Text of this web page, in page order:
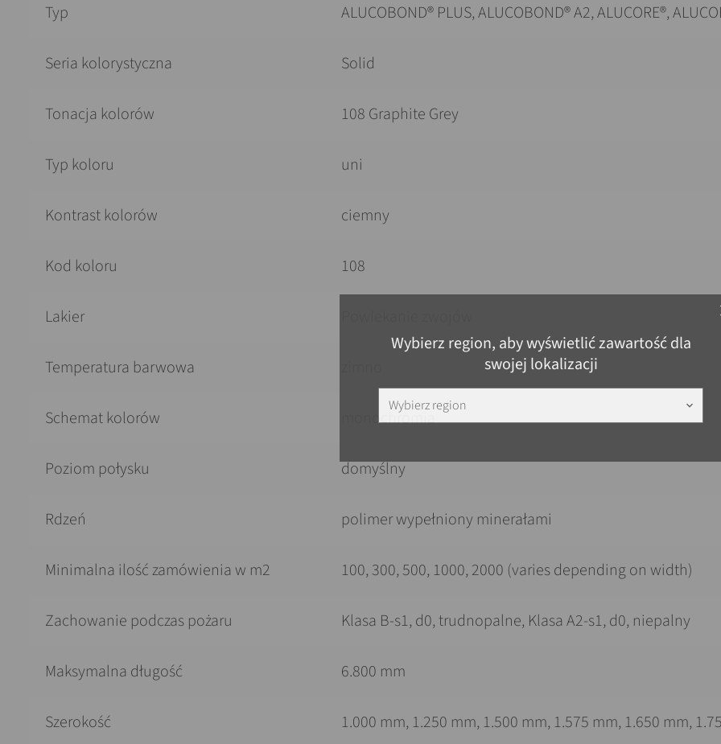
Wybierz region, aby wyświetlić zawartość dla
swojej lokalizacji
Wybierz region keyboard_arrow_down
Typ ALUCOBOND® PLUS, ALUCOBOND® A2, ALUCORE®,
Seria kolorystyczna Solid
Tonacja kolorów 108 Graphite Grey
Typ koloru uni
Kontrast kolorów ciemny
Kod koloru 108
Lakier
Temperatura barwowa
Schemat kolorów monochromia
Poziom połysku domyślny
Rdzeń polimer wypełniony minerałami
Minimalna ilość zamówienia w m2 100, 300, 500, 1000, 2000 (varies depending on width)
Zachowanie podczas pożaru Klasa B-s1, d0, trudnopalne, Klasa A2-s1, d0, niepalny
Maksymalna długość 6.800 mm
Szerokość 1.000 mm, 1.250 mm, 1.500 mm, 1.575 mm, 1.650 mm,